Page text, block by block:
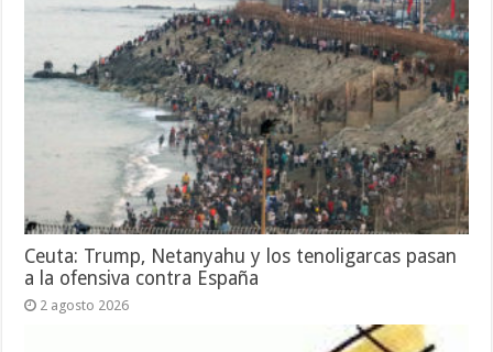
Ceuta: Trump, Netanyahu y los tenoligarcas pasan
a la ofensiva contra España
2 agosto 2026